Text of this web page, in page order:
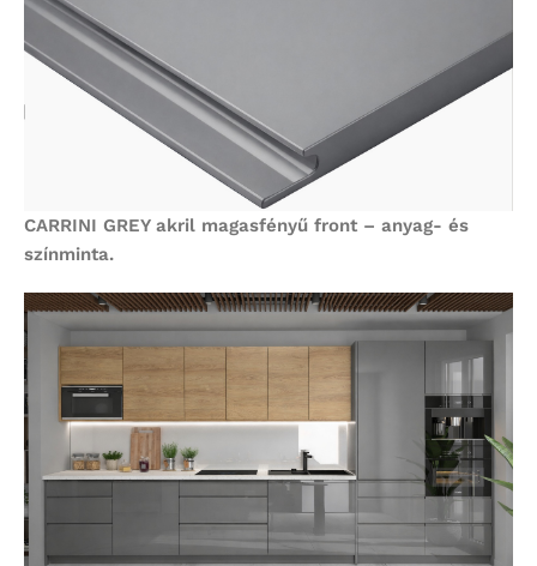
CARRINI GREY akril magasfényű front – anyag- és
színminta.